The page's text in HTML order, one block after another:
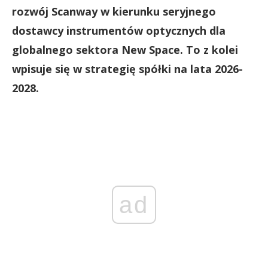
rozwój Scanway w kierunku seryjnego
dostawcy instrumentów optycznych dla
globalnego sektora New Space. To z kolei
wpisuje się w strategię spółki na lata 2026-
2028.
ad